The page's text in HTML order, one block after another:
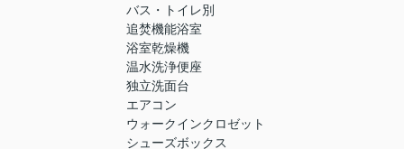
バス・トイレ別
追焚機能浴室
浴室乾燥機
温水洗浄便座
独立洗面台
エアコン
ウォークインクロゼット
シューズボックス